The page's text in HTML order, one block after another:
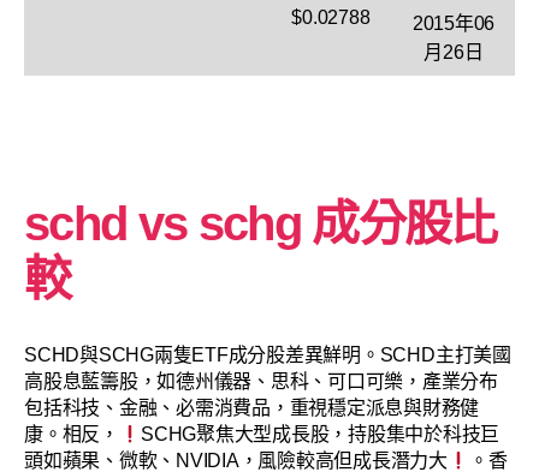
$0.02788
2015年06
月26日
schd vs schg 成分股比
較
SCHD與SCHG兩隻ETF成分股差異鮮明。SCHD主打美國
高股息藍籌股，如德州儀器、思科、可口可樂，產業分布
包括科技、金融、必需消費品，重視穩定派息與財務健
康。相反，
SCHG聚焦大型成長股，持股集中於科技巨
頭如蘋果、微軟、NVIDIA，風險較高但成長潛力大
。香